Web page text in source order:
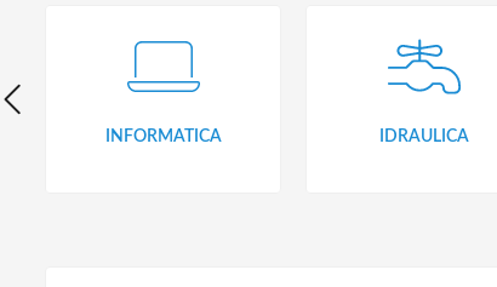
INFORMATICA IDRAULICA